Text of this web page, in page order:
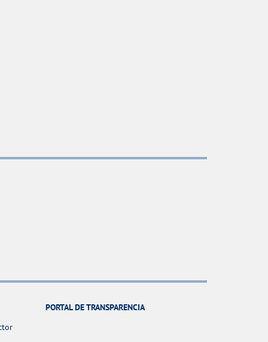
PORTAL DE TRANSPARENCIA